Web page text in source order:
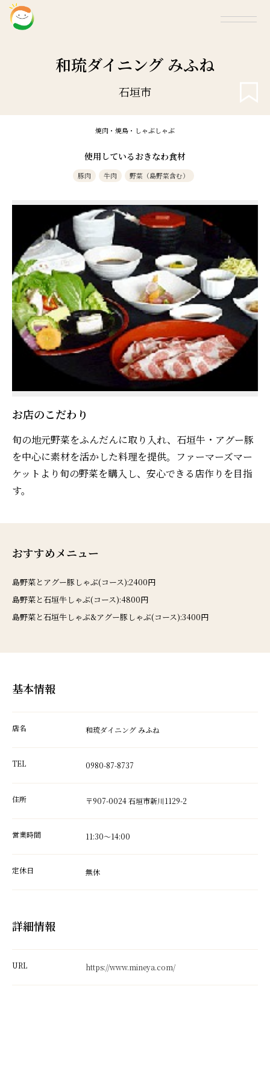
和琉ダイニング みふね
石垣市
焼肉・焼鳥・しゃぶしゃぶ
使用しているおきなわ食材
豚肉 牛肉 野菜（島野菜含む）
お店のこだわり
旬の地元野菜をふんだんに取り入れ、石垣牛・アグー豚
を中心に素材を活かした料理を提供。ファーマーズマー
ケットより旬の野菜を購入し、安心できる店作りを目指
す。
おすすめメニュー
島野菜とアグー豚しゃぶ(コース):2400円
島野菜と石垣牛しゃぶ(コース):4800円
島野菜と石垣牛しゃぶ&アグー豚しゃぶ(コース):3400円
基本情報
店名 和琉ダイニング みふね
TEL 0980-87-8737
住所 〒907-0024 石垣市新川1129-2
営業時間 11:30～14:00
定休日 無休
詳細情報
URL https://www.mineya.com/